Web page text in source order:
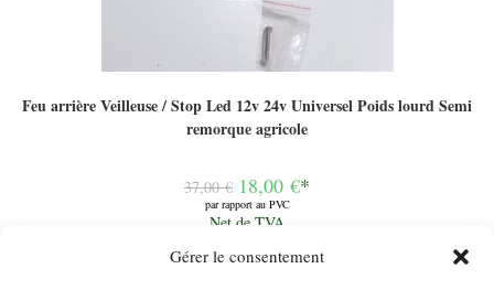
Gérer le consentement
Feu arrière Veilleuse / Stop Led 12v 24v Universel Poids lourd Semi
remorque agricole
37,00€ Le
prix
initial
était :
18,00 €*
par rapport au PVC
Le
prix
actuel
est :
Net de TVA
Ajouter au panier